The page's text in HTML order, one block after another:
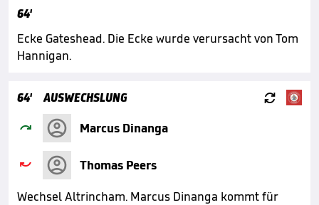
64'
Ecke Gateshead. Die Ecke wurde verursacht von Tom
Hannigan.
64' AUSWECHSLUNG 
 Marcus Dinanga

Thomas Peers
Wechsel Altrincham. Marcus Dinanga kommt für